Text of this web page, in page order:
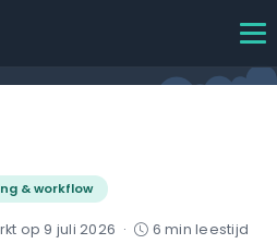
& workflow
op 9 juli 2026 · 6 min leestijd